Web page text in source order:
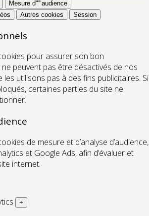
Mesure d"'"audience
Autres cookies Session
pour assurer son bon
peuvent pas être désactivés de nos
les utilisons pas à des fins publicitaires. Si
certaines parties du site ne
de mesure et d’analyse d’audience,
et Google Ads, afin d’évaluer et
internet.
+